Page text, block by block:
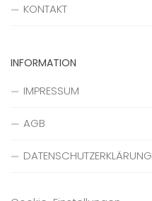
KONTAKT
INFORMATION
IMPRESSUM
AGB
DATENSCHUTZERKLÄRUNG